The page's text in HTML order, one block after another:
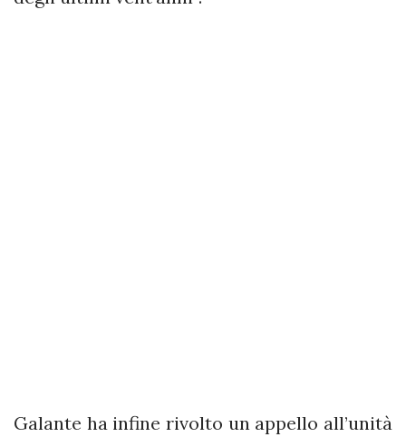
Galante ha infine rivolto un appello all’unità